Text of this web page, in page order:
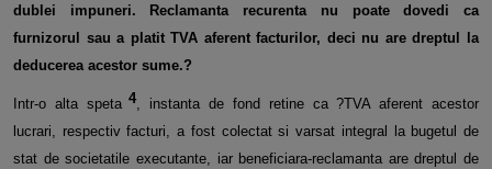
dublei impuneri.
Reclamanta recurenta nu poate dovedi ca
furnizorul sau a platit TVA aferent facturilor, deci nu are dreptul la
deducerea acestor sume.?
Intr-o alta speta 4, instanta de fond retine ca ?TVA aferent acestor
lucrari, respectiv facturi, a fost colectat si varsat integral la bugetul de
stat de societatile executante, iar beneficiara-reclamanta are dreptul de